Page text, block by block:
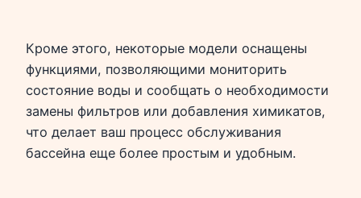
Кроме этого, некоторые модели оснащены
функциями, позволяющими мониторить
состояние воды и сообщать о необходимости
замены фильтров или добавления химикатов,
что делает ваш процесс обслуживания
бассейна еще более простым и удобным.